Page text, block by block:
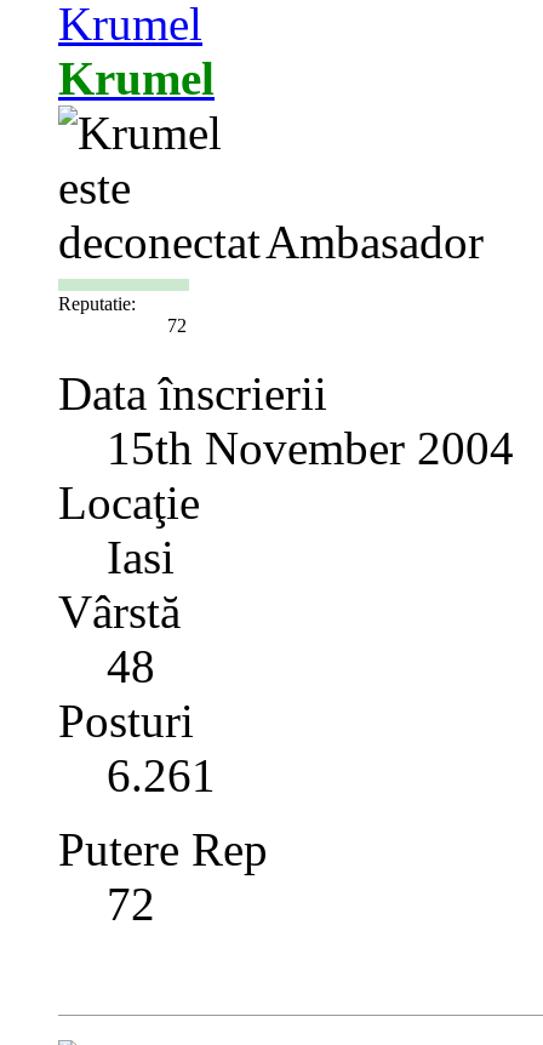
Krumel
Ambasador
Reputatie:
72
Data înscrierii
15th November 2004
Locaţie
Iasi
Vârstă
48
Posturi
6.261
Putere Rep
72